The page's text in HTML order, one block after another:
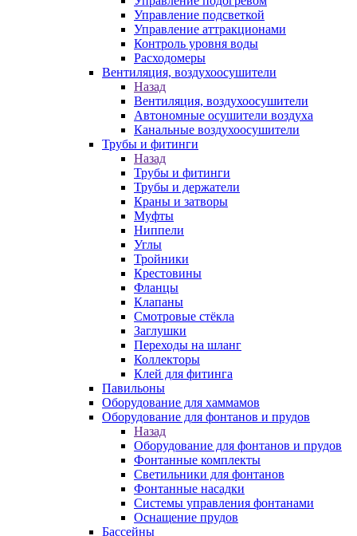
Управление подсветкой
Управление аттракционами
Контроль уровня воды
Расходомеры
Вентиляция, воздухоосушители
Назад
Вентиляция, воздухоосушители
Автономные осушители воздуха
Канальные воздухоосушители
Трубы и фитинги
Назад
Трубы и фитинги
Трубы и держатели
Краны и затворы
Муфты
Ниппели
Углы
Тройники
Крестовины
Фланцы
Клапаны
Смотровые стёкла
Заглушки
Переходы на шланг
Коллекторы
Клей для фитинга
Павильоны
Оборудование для хаммамов
Оборудование для фонтанов и прудов
Назад
Оборудование для фонтанов и прудов
Фонтанные комплекты
Светильники для фонтанов
Фонтанные насадки
Системы управления фонтанами
Оснащение прудов
Бассейны